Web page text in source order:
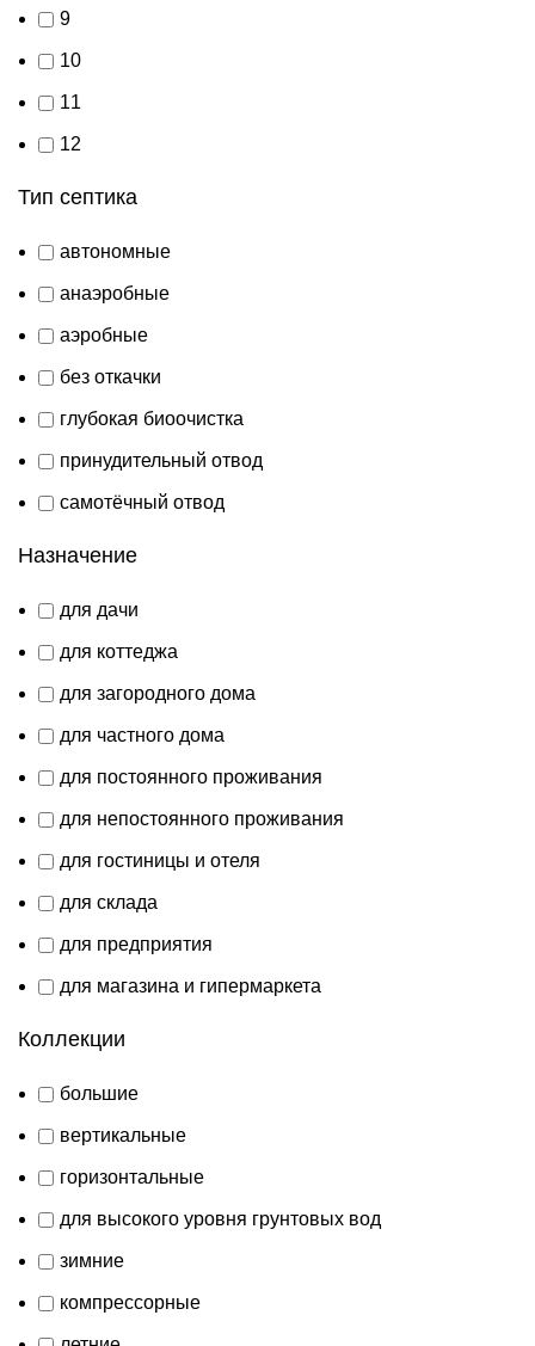
9
10
11
12
Тип септика
автономные
анаэробные
аэробные
без откачки
глубокая биоочистка
принудительный отвод
самотёчный отвод
Назначение
для дачи
для коттеджа
для загородного дома
для частного дома
для постоянного проживания
для непостоянного проживания
для гостиницы и отеля
для склада
для предприятия
для магазина и гипермаркета
Коллекции
большие
вертикальные
горизонтальные
для высокого уровня грунтовых вод
зимние
компрессорные